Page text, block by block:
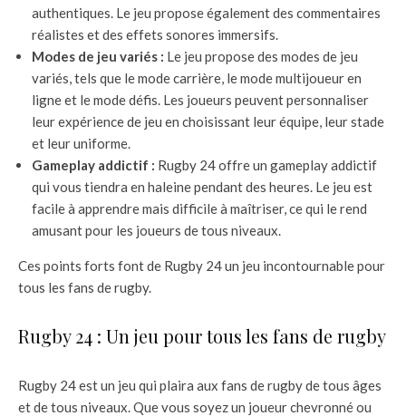
authentiques. Le jeu propose également des commentaires
réalistes et des effets sonores immersifs.
Modes de jeu variés : Le jeu propose des modes de jeu
variés, tels que le mode carrière, le mode multijoueur en
ligne et le mode défis. Les joueurs peuvent personnaliser
leur expérience de jeu en choisissant leur équipe, leur stade
et leur uniforme.
Gameplay addictif : Rugby 24 offre un gameplay addictif
qui vous tiendra en haleine pendant des heures. Le jeu est
facile à apprendre mais difficile à maîtriser, ce qui le rend
amusant pour les joueurs de tous niveaux.
Ces points forts font de Rugby 24 un jeu incontournable pour
tous les fans de rugby.
Rugby 24 : Un jeu pour tous les fans de rugby
Rugby 24 est un jeu qui plaira aux fans de rugby de tous âges
et de tous niveaux. Que vous soyez un joueur chevronné ou